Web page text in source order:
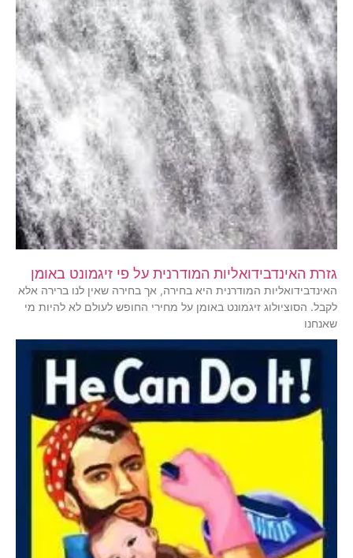
גזרת האינדבידואליות המודרנית על פי זיגמונט באומן
האינדבידואליות המודרנית היא בחירה, אך בחירה שאין לנו ברירה אלא
לקבל. הסוציולוג זיגמונט באומן על מחירי החופש לעולם לא להיות מי
שאנחנו